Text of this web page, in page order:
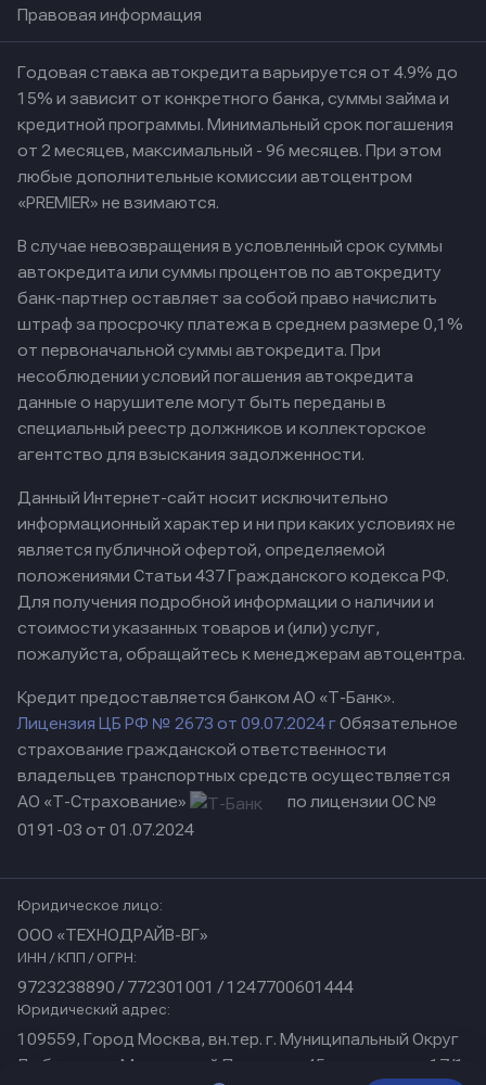
Правовая информация
Годовая ставка автокредита варьируется от 4.9% до
15% и зависит от конкретного банка, суммы займа и
кредитной программы. Минимальный срок погашения
от 2 месяцев, максимальный - 96 месяцев. При этом
любые дополнительные комиссии автоцентром
«PREMIER» не взимаются.
В случае невозвращения в условленный срок суммы
автокредита или суммы процентов по автокредиту
банк-партнер оставляет за собой право начислить
штраф за просрочку платежа в среднем размере 0,1%
от первоначальной суммы автокредита. При
несоблюдении условий погашения автокредита
данные о нарушителе могут быть переданы в
специальный реестр должников и коллекторское
агентство для взыскания задолженности.
Данный Интернет-сайт носит исключительно
информационный характер и ни при каких условиях не
является публичной офертой, определяемой
положениями Статьи 437 Гражданского кодекса РФ.
Для получения подробной информации о наличии и
стоимости указанных товаров и (или) услуг,
пожалуйста, обращайтесь к менеджерам автоцентра.
Кредит предоставляется банком АО «Т-Банк».
Лицензия ЦБ РФ № 2673 от 09.07.2024 гОбязательное
страхование гражданской ответственности
владельцев транспортных средств осуществляется
АО «Т-Страхование»
по лицензии ОС №
0191-03 от 01.07.2024
Юридическое лицо:
ООО «ТЕХНОДРАЙВ-ВГ»
ИНН / КПП / ОГРН:
9723238890 / 772301001 / 1247700601444
Юридический адрес:
109559, Город Москва, вн.тер. г. Муниципальный Округ
Люблино, ул Марьинский Парк, дом 45, помещение 17/1